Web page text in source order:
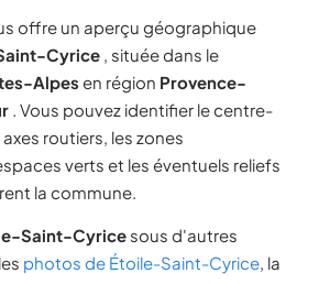
offre un aperçu géographique
Cyrice , située dans le
Alpes en région Provence-
. Vous pouvez identifier le centre-
routiers, les zones
verts et les éventuels reliefs
la commune.
Saint-Cyrice sous d'autres
photos de Étoile-Saint-Cyrice, la